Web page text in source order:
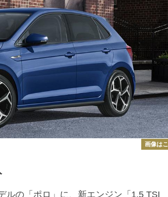
画像は
ルの「ポロ」に、新エンジン「1.5 TSI